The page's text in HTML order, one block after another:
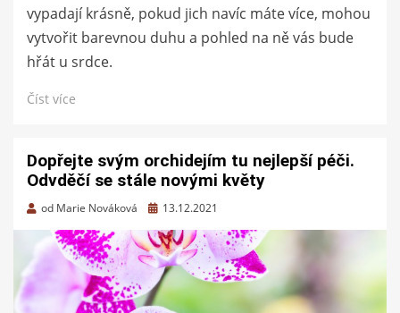
vypadají krásně, pokud jich navíc máte více, mohou
vytvořit barevnou duhu a pohled na ně vás bude
hřát u srdce.
Číst více
Dopřejte svým orchidejím tu nejlepší péči.
Odvděčí se stále novými květy
od Marie Nováková
Zveřejněno
13.12.2021